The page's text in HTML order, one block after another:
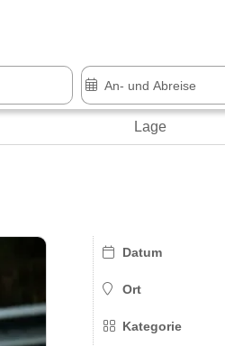
Über 25
Lage
Datum
Ort
Kategorie